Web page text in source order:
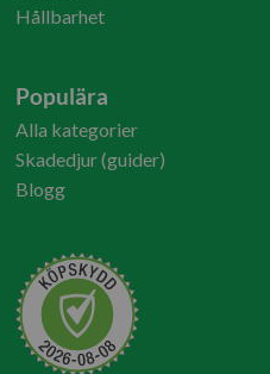
Hållbarhet
Populära
Alla kategorier
Skadedjur (guider)
Blogg